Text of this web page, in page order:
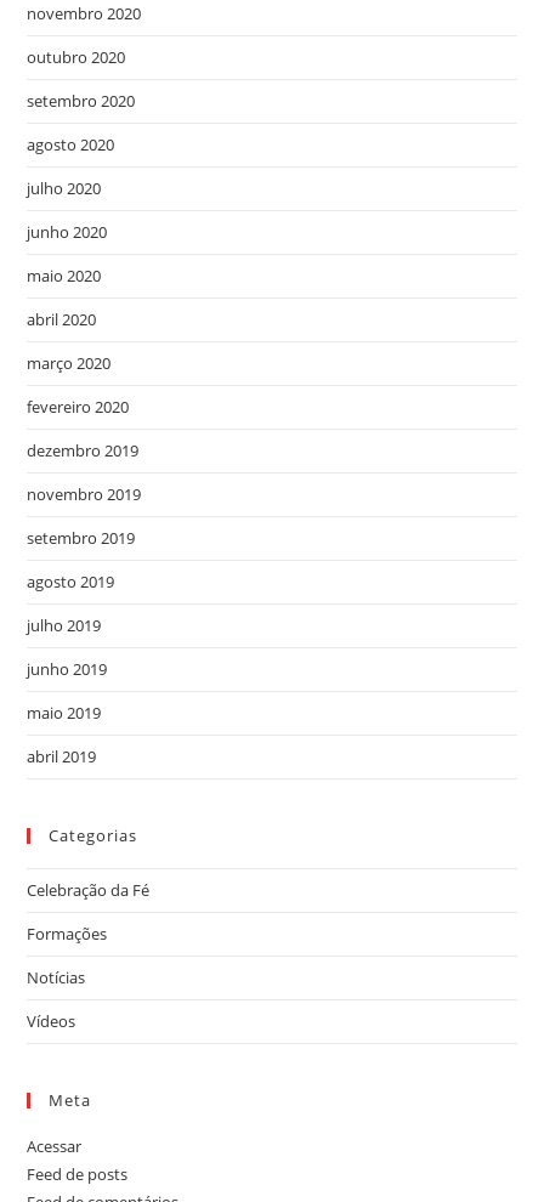
novembro 2020
outubro 2020
setembro 2020
agosto 2020
julho 2020
junho 2020
maio 2020
abril 2020
março 2020
fevereiro 2020
dezembro 2019
novembro 2019
setembro 2019
agosto 2019
julho 2019
junho 2019
maio 2019
abril 2019
Categorias
Celebração da Fé
Formações
Notícias
Vídeos
Meta
Acessar
Feed de posts